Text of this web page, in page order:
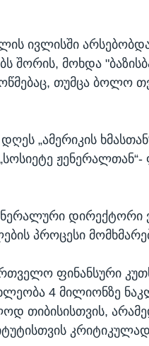
ივლისში
შორის, მოხდა
თუმცა ბოლო
„ამერიკის
ჟენერალთან“-
დირექტორი
პროცესი
ფინანსური
4 მილიონზე
თიბისისთვის,
კრიტიკულად